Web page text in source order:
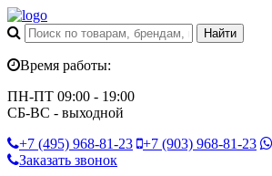
Время работы:
ПН-ПТ 09:00 - 19:00
СБ-ВС - выходной
+7 (495) 968-81-23 +7 (903) 968-81-23
Заказать звонок